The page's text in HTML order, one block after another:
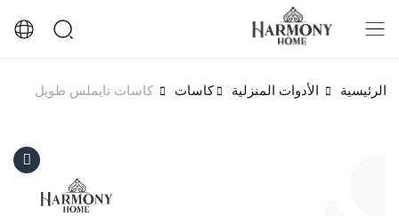
الرئيسية الأدوات المنزلية كاسات كاسات تايملس طويل